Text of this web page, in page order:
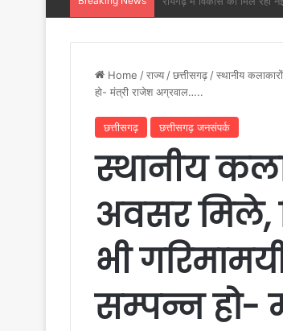
Home /राज्य /छत्तीसगढ़ /स्थानीय
हो- मंत्री राजेश अग्रवाल…..
छत्तीसगढ़ छत्तीसगढ़ जनसंपर्क
स्थानीय
अवसर मिले,
भी
सम्पन्न हो-